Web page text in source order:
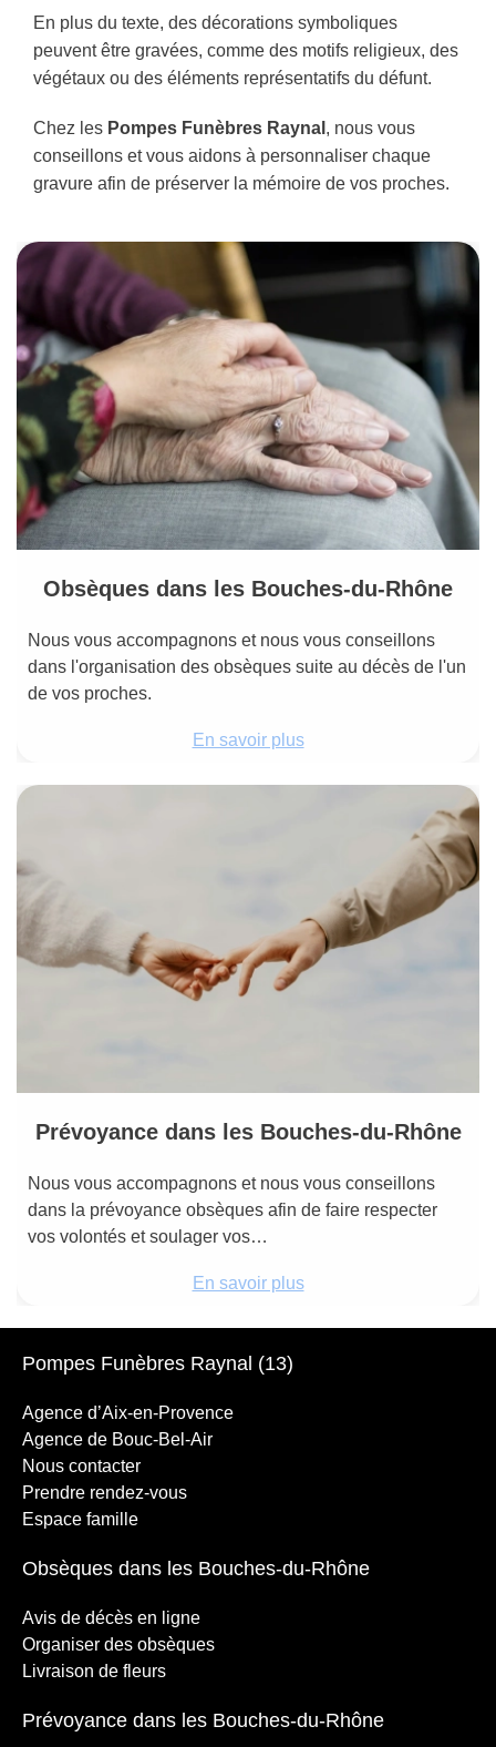
En plus du texte, des décorations symboliques
peuvent être gravées, comme des motifs religieux, des
végétaux ou des éléments représentatifs du défunt.
Chez les Pompes Funèbres Raynal , nous vous
conseillons et vous aidons à personnaliser chaque
gravure afin de préserver la mémoire de vos proches.
Obsèques dans les Bouches-du-Rhône
Nous vous accompagnons et nous vous conseillons
dans l'organisation des obsèques suite au décès de l'un
de vos proches.
En savoir plus
Prévoyance dans les Bouches-du-Rhône
Nous vous accompagnons et nous vous conseillons
dans la prévoyance obsèques afin de faire respecter
vos volontés et soulager vos…
En savoir plus
Pompes Funèbres Raynal (13)
Agence d’Aix-en-Provence
Agence de Bouc-Bel-Air
Nous contacter
Prendre rendez-vous
Espace famille
Obsèques dans les Bouches-du-Rhône
Avis de décès en ligne
Organiser des obsèques
Livraison de fleurs
Prévoyance dans les Bouches-du-Rhône